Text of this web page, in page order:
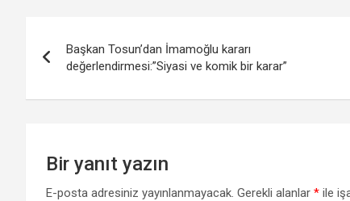
gezinmesi
Başkan Tosun’dan İmamoğlu kararı
değerlendirmesi:”Siyasi ve komik bir karar”
Bir yanıt yazın
E-posta adresiniz yayınlanmayacak. Gerekli alanlar * ile